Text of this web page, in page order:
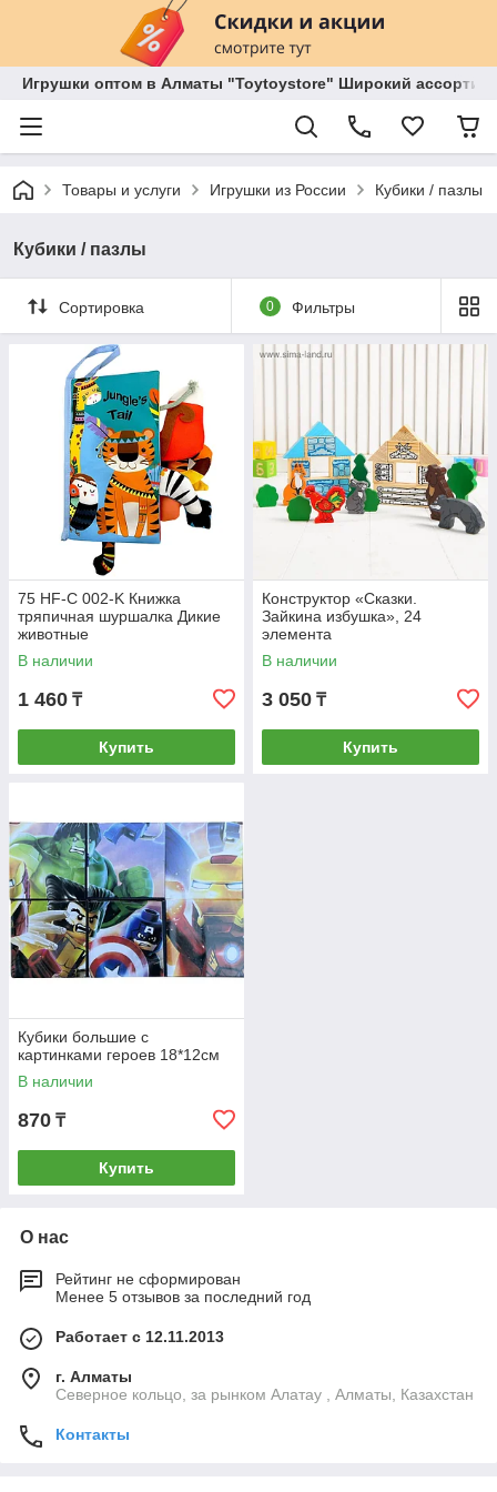
Игрушки оптом в Алматы "Toytoystore" Широкий
Товары и услуги Игрушки из России Кубики / пазлы
Кубики / пазлы
Сортировка 0 Фильтры
75 HF-C 002-K Книжка
тряпичная шуршалка Дикие
животные
В наличии
1 460 ₸
Купить
Конструктор «Сказки.
Зайкина избушка», 24
элемента
В наличии
3 050 ₸
Купить
Кубики большие с
картинками героев 18*12см
В наличии
870 ₸
Купить
О нас
Рейтинг не сформирован
Менее 5 отзывов за последний год
Работает с 12.11.2013
г. Алматы
Северное кольцо, за рынком Алатау , Алматы, Казахстан
Контакты